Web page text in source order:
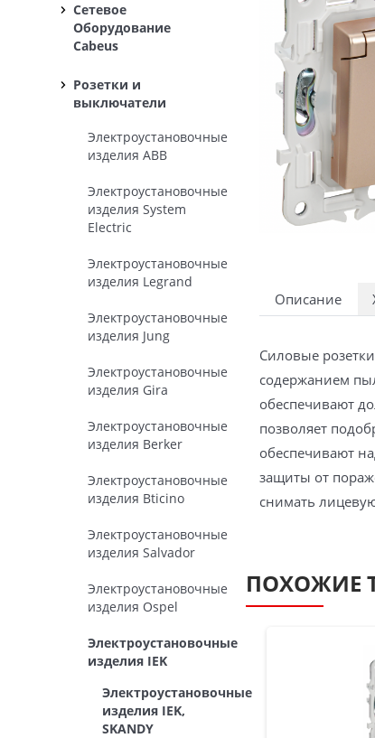
Сетевое
Оборудование
Cabeus
Розетки и
выключатели
Электроустановочные
изделия ABB
Электроустановочные
изделия System
Electric
Электроустановочные
изделия Legrand
Электроустановочные
изделия Jung
Электроустановочные
изделия Gira
Электроустановочные
изделия Berker
Электроустановочные
изделия Bticino
Электроустановочные
изделия Salvador
Электроустановочные
изделия Ospel
Электроустановочные
изделия IEK
Электроустановочные
изделия IEK,
SKANDY
Описание
Силовые
содержанием
обеспечивают
позволяет
обеспечивают
защиты от
снимать
ПОХОЖИЕ